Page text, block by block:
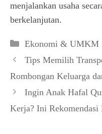
menjalankan usaha
berkelanjutan.
Kategori
Ekonomi & UMKM
Tips Memilih
Rombongan Keluarga
Ingin Anak Hafal
Kerja? Ini Rekomendasi